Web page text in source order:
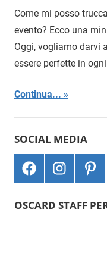
Agosto
Come mi posso
evento? Ecco una
Oggi, vogliamo darvi
essere perfette in
Continua...
SOCIAL MEDIA
F
a
c
I
n
s
P
i
n
OSCARD STAFF